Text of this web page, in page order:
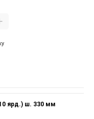
ярд.) ш. 330 мм